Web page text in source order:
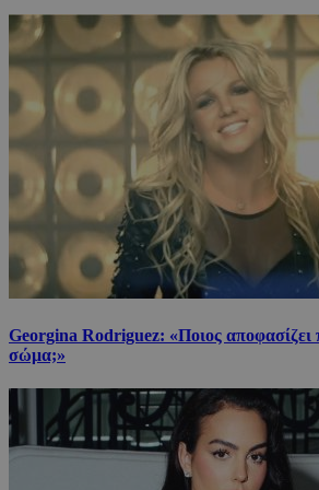
Georgina Rodriguez: «Ποιος αποφασίζει
σώμα;»